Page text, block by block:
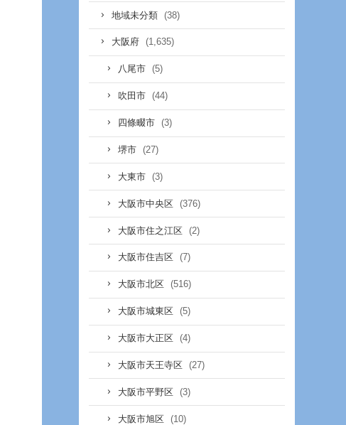
地域未分類 (38)
大阪府 (1,635)
八尾市 (5)
吹田市 (44)
四條畷市 (3)
堺市 (27)
大東市 (3)
大阪市中央区 (376)
大阪市住之江区 (2)
大阪市住吉区 (7)
大阪市北区 (516)
大阪市城東区 (5)
大阪市大正区 (4)
大阪市天王寺区 (27)
大阪市平野区 (3)
大阪市旭区 (10)